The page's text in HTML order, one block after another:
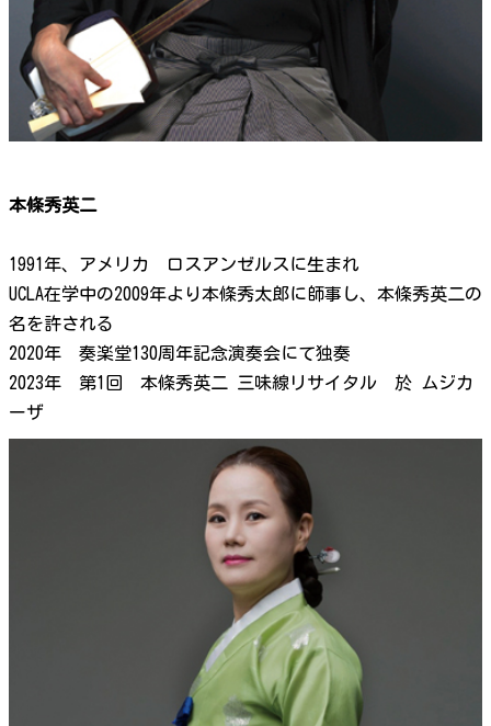
本條秀英二
1991年、アメリカ ロスアンゼルスに生まれ
UCLA在学中の2009年より本條秀太郎に師事し、本條秀英二の
名を許される
2020年 奏楽堂130周年記念演奏会にて独奏
2023年 第1回 本條秀英二 三味線リサイタル 於 ムジカ
ーザ